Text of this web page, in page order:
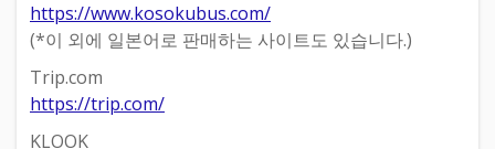
https://www.kosokubus.com/
(*이 외에 일본어로 판매하는 사이트도 있습니다.)
Trip.com
https://trip.com/
KLOOK